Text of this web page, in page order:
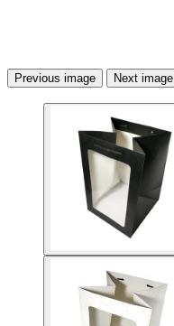
Previous image Next image